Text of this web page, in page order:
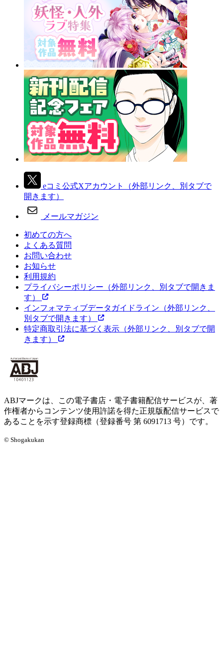
eコミ公式Xアカウント
（外部リンク、別タブで
開きます）
メールマガジン
初めての方へ
よくある質問
お問い合わせ
お知らせ
利用規約
プライバシーポリシー （外部リンク、別タブで開きま
す）
インフォマティブデータガイドライン （外部リンク、
別タブで開きます）
特定商取引法に基づく表示 （外部リンク、別タブで開
きます）
ABJマークは、この電子書店・電子書籍配信サービスが、著
作権者からコンテンツ使用許諾を得た正規版配信サービスで
あることを示す登録商標（登録番号 第 6091713 号）です。
© Shogakukan